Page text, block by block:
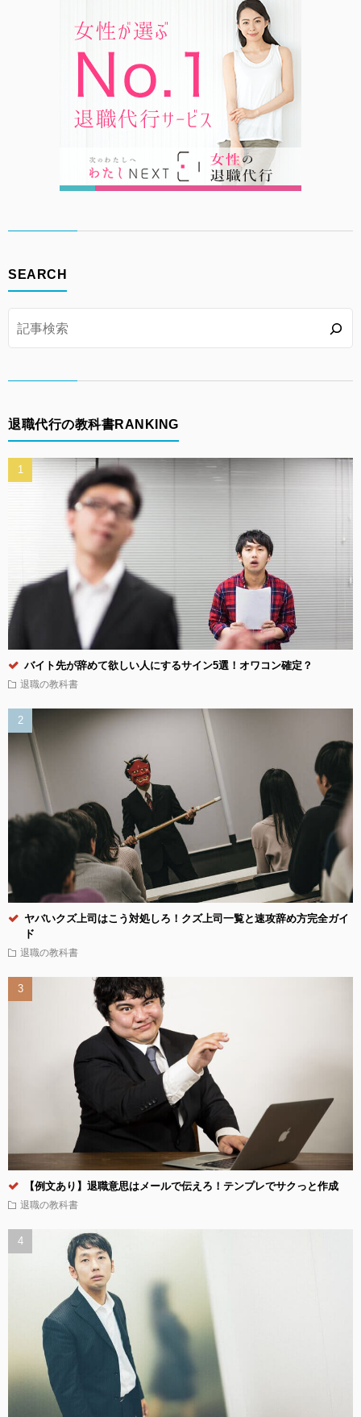
SEARCH
退職代行の教科書RANKING
バイト先が辞めて欲しい人にするサイン5選！オワコン確定？
退職の教科書
ヤバいクズ上司はこう対処しろ！クズ上司一覧と速攻辞め方完全ガイ
ド
退職の教科書
【例文あり】退職意思はメールで伝えろ！テンプレでサクっと作成
退職の教科書